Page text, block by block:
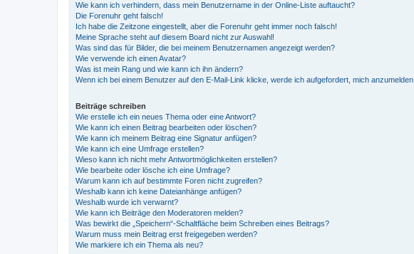
Wie kann ich verhindern, dass mein Benutzername in der Online-Liste auftaucht?
Die Forenuhr geht falsch!
Ich habe die Zeitzone eingestellt, aber die Forenuhr geht immer noch falsch!
Meine Sprache steht auf diesem Board nicht zur Auswahl!
Was sind das für Bilder, die bei meinem Benutzernamen angezeigt werden?
Wie verwende ich einen Avatar?
Was ist mein Rang und wie kann ich ihn ändern?
Wenn ich bei einem Benutzer auf den E-Mail-Link klicke, werde ich aufgefordert, mich anzumelden.
Beiträge schreiben
Wie erstelle ich ein neues Thema oder eine Antwort?
Wie kann ich einen Beitrag bearbeiten oder löschen?
Wie kann ich meinem Beitrag eine Signatur anfügen?
Wie kann ich eine Umfrage erstellen?
Wieso kann ich nicht mehr Antwortmöglichkeiten erstellen?
Wie bearbeite oder lösche ich eine Umfrage?
Warum kann ich auf bestimmte Foren nicht zugreifen?
Weshalb kann ich keine Dateianhänge anfügen?
Weshalb wurde ich verwarnt?
Wie kann ich Beiträge den Moderatoren melden?
Was bewirkt die „Speichern“-Schaltfläche beim Schreiben eines Beitrags?
Warum muss mein Beitrag erst freigegeben werden?
Wie markiere ich ein Thema als neu?